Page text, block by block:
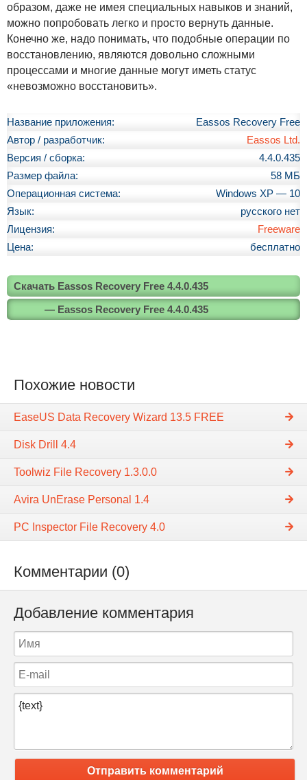
образом, даже не имея специальных навыков и знаний,
можно попробовать легко и просто вернуть данные.
Конечно же, надо понимать, что подобные операции по
восстановлению, являются довольно сложными
процессами и многие данные могут иметь статус
«невозможно восстановить».
Название приложения:
Eassos Recovery Free
Автор / разработчик:
Eassos Ltd.
Версия / сборка:
4.4.0.435
Размер файла:
58 МБ
Операционная система:
Windows XP — 10
Язык:
русского нет
Лицензия:
Freeware
Цена:
бесплатно
Скачать Eassos Recovery Free 4.4.0.435
— Eassos Recovery Free 4.4.0.435
Похожие новости
EaseUS Data Recovery Wizard 13.5 FREE
Disk Drill 4.4
Toolwiz File Recovery 1.3.0.0
Avira UnErase Personal 1.4
PC Inspector File Recovery 4.0
Комментарии (0)
Добавление комментария
Отправить комментарий